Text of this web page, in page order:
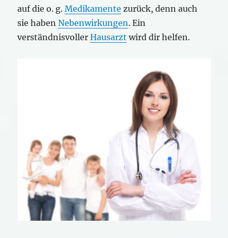
auf die o. g.Medikamente zurück, denn auch
sie habenNebenwirkungen. Ein
verständnisvollerHausarzt wird dir helfen.